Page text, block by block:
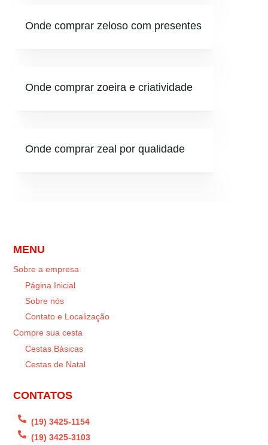
Onde comprar zeloso com presentes
Onde comprar zoeira e criatividade
Onde comprar zeal por qualidade
MENU
Sobre a empresa
Página Inicial
Sobre nós
Contato e Localização
Compre sua cesta
Cestas Básicas
Cestas de Natal
CONTATOS
 (19) 3425-1154
 (19) 3425-3103